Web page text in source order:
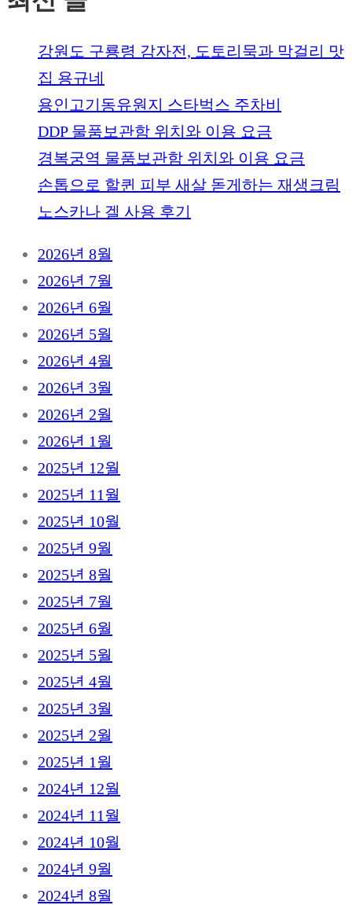
강원도 구룡령 감자전, 도토리묵과 막걸리 맛
집 용규네
용인고기동유원지 스타벅스 주차비
DDP 물품보관함 위치와 이용 요금
경복궁역 물품보관함 위치와 이용 요금
손톱으로 할퀸 피부 새살 돋게하는 재생크림
노스카나 겔 사용 후기
2026년 8월
2026년 7월
2026년 6월
2026년 5월
2026년 4월
2026년 3월
2026년 2월
2026년 1월
2025년 12월
2025년 11월
2025년 10월
2025년 9월
2025년 8월
2025년 7월
2025년 6월
2025년 5월
2025년 4월
2025년 3월
2025년 2월
2025년 1월
2024년 12월
2024년 11월
2024년 10월
2024년 9월
2024년 8월